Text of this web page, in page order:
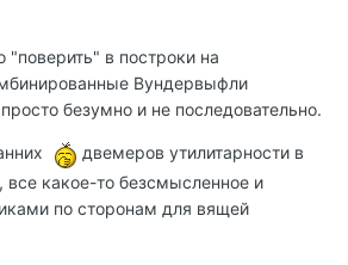
"поверить" в построки на
Вундервыфли
безумно и не последовательно.
двемеров утилитарности в
все какое-то безсмысленное и
по сторонам для вящей